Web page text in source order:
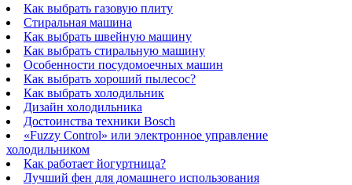
Как выбрать газовую плиту
Стиральная машина
Как выбрать швейную машину
Как выбрать стиральную машину
Особенности посудомоечных машин
Как выбрать хороший пылесос?
Как выбрать холодильник
Дизайн холодильника
Достоинства техники Bosch
«Fuzzy Control» или электронное управление
холодильником
Как работает йогуртница?
Лучший фен для домашнего использования